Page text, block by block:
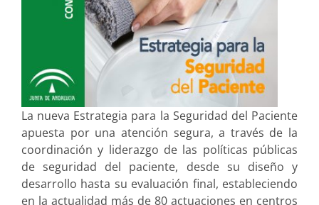
La nueva Estrategia para la Seguridad del Paciente
apuesta por una atención segura, a través de la
coordinación y liderazgo de las políticas públicas
de seguridad del paciente, desde su diseño y
desarrollo hasta su evaluación final, estableciendo
en la actualidad más de 80 actuaciones en centros